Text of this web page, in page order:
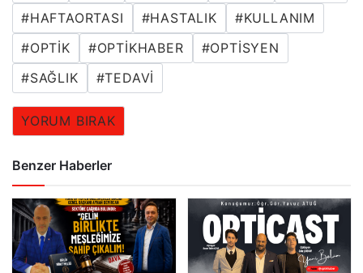
#HAFTAORTASI #HASTALIK #KULLANIM
#OPTIK #OPTIKHABER #OPTISYEN
#SAĞLIK #TEDAVI
YORUM BIRAK
Benzer Haberler